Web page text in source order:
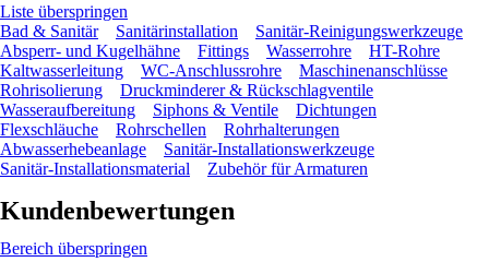
Liste überspringen
Bad & Sanitär
Sanitärinstallation
Sanitär-Reinigungswerkzeuge
Absperr- und Kugelhähne
Fittings Wasserrohre
HT-Rohre
Kaltwasserleitung
WC-Anschlussrohre
Maschinenanschlüsse
Rohrisolierung
Druckminderer & Rückschlagventile
Wasseraufbereitung
Siphons & Ventile
Dichtungen
Flexschläuche
Rohrschellen
Rohrhalterungen
Abwasserhebeanlage
Sanitär-Installationswerkzeuge
Sanitär-Installationsmaterial
Zubehör für Armaturen
Kundenbewertungen
Bereich überspringen